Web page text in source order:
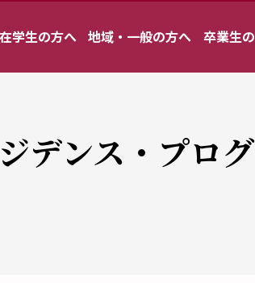
在学生の方へ 地域・一般の方へ 卒業生
デンス・プロ